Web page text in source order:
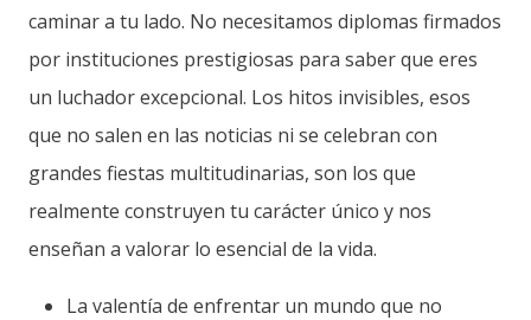
caminar a tu lado. No necesitamos diplomas firmados
por instituciones prestigiosas para saber que eres
un luchador excepcional. Los hitos invisibles, esos
que no salen en las noticias ni se celebran con
grandes fiestas multitudinarias, son los que
realmente construyen tu carácter único y nos
enseñan a valorar lo esencial de la vida.
La valentía de enfrentar un mundo que no